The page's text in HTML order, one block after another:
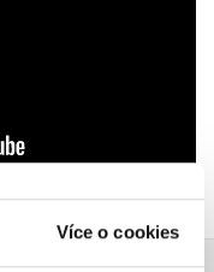
Více o cookies